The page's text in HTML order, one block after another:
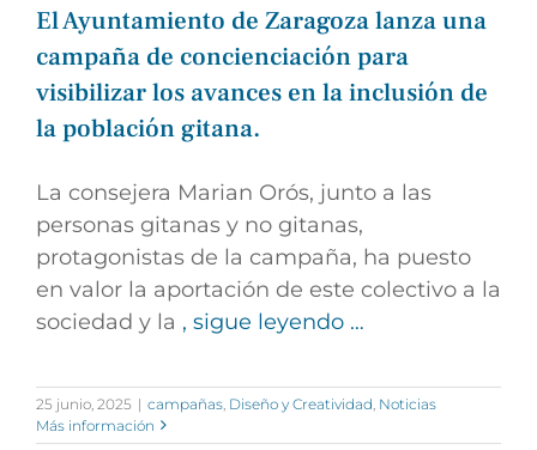
El Ayuntamiento de Zaragoza lanza una
campaña de concienciación para
visibilizar los avances en la inclusión de
la población gitana.
La consejera Marian Orós, junto a las
personas gitanas y no gitanas,
protagonistas de la campaña, ha puesto
en valor la aportación de este colectivo a la
sociedad y la , sigue leyendo …
25 junio, 2025 | campañas Diseño y Creatividad Noticias
Más información